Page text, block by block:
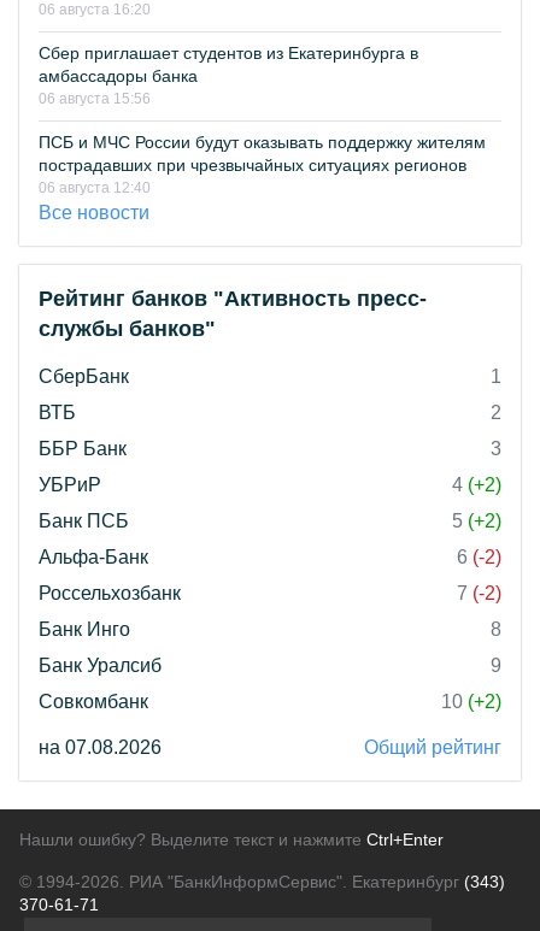
06 августа 16:20
Сбер приглашает студентов из Екатеринбурга в
амбассадоры банка
06 августа 15:56
ПСБ и МЧС России будут оказывать поддержку жителям
пострадавших при чрезвычайных ситуациях регионов
06 августа 12:40
Все новости
Рейтинг банков "Активность пресс-
службы банков"
СберБанк
1
ВТБ
2
ББР Банк
3
УБРиР
4 (+2)
Банк ПСБ
5 (+2)
Альфа-Банк
6 (-2)
Россельхозбанк
7 (-2)
Банк Инго
8
Банк Уралсиб
9
Совкомбанк
10 (+2)
на 07.08.2026 Общий рейтинг
Нашли ошибку? Выделите текст и нажмите Ctrl+Enter
© 1994-2026. РИА "БанкИнформСервис". Екатеринбург (343)
370-61-71